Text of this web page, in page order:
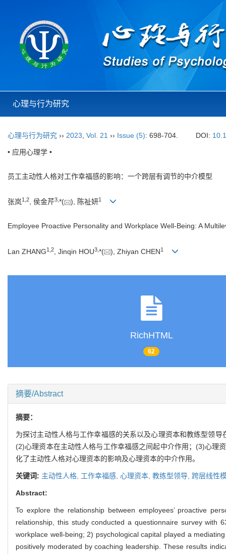
心理与行为研究
心理与行为研究 ›› 2023 Vol. 21 ›› Issue (5): 698-704. DOI:
• 应用心理学 •
员工主动性人格对工作幸福感的影响：一个跨层有调节的中介模型
张岚1 2, 侯金芹3 *( ), 陈祉妍1
Employee Proactive Personality and Workplace Well-Being: A
Lan ZHANG1 2 , Jinqin HOU3 *( ), Zhiyan CHEN1
RichHTML
62
摘要/Abstract
摘要：
为探讨主动性人格与工作幸福感的关系以及心理资本和教练型领
(2)心理资本在主动性人格与工作幸福感之间起中介作用；(3)心理
化了主动性人格对心理资本的影响及心理资本的中介作用。
关键词: 主动性人格, 工作幸福感, 心理资本, 教练型领导, 跨层线性
Abstract:
To explore the relationship between employees’ proactive
relationship, this study conducted a questionnaire survey with
workplace well-being; 2) psychological capital played a
positively moderated by coaching leadership. These results